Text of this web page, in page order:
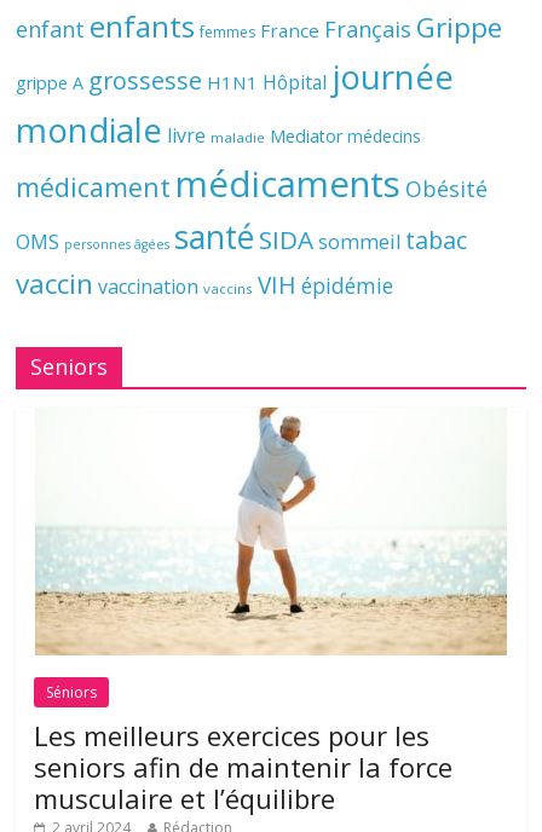
enfant enfants femmes France Français Grippe
grippe A grossesse H1N1 Hôpital journée
mondiale livre maladie Mediator médecins
médicament médicaments Obésité
OMS personnes âgées santé SIDAsommeil tabac
vaccin vaccination vaccins VIH épidémie
Seniors
Séniors
Les meilleurs exercices pour les
seniors afin de maintenir la force
musculaire et l’équilibre
2 avril 2024 Rédaction